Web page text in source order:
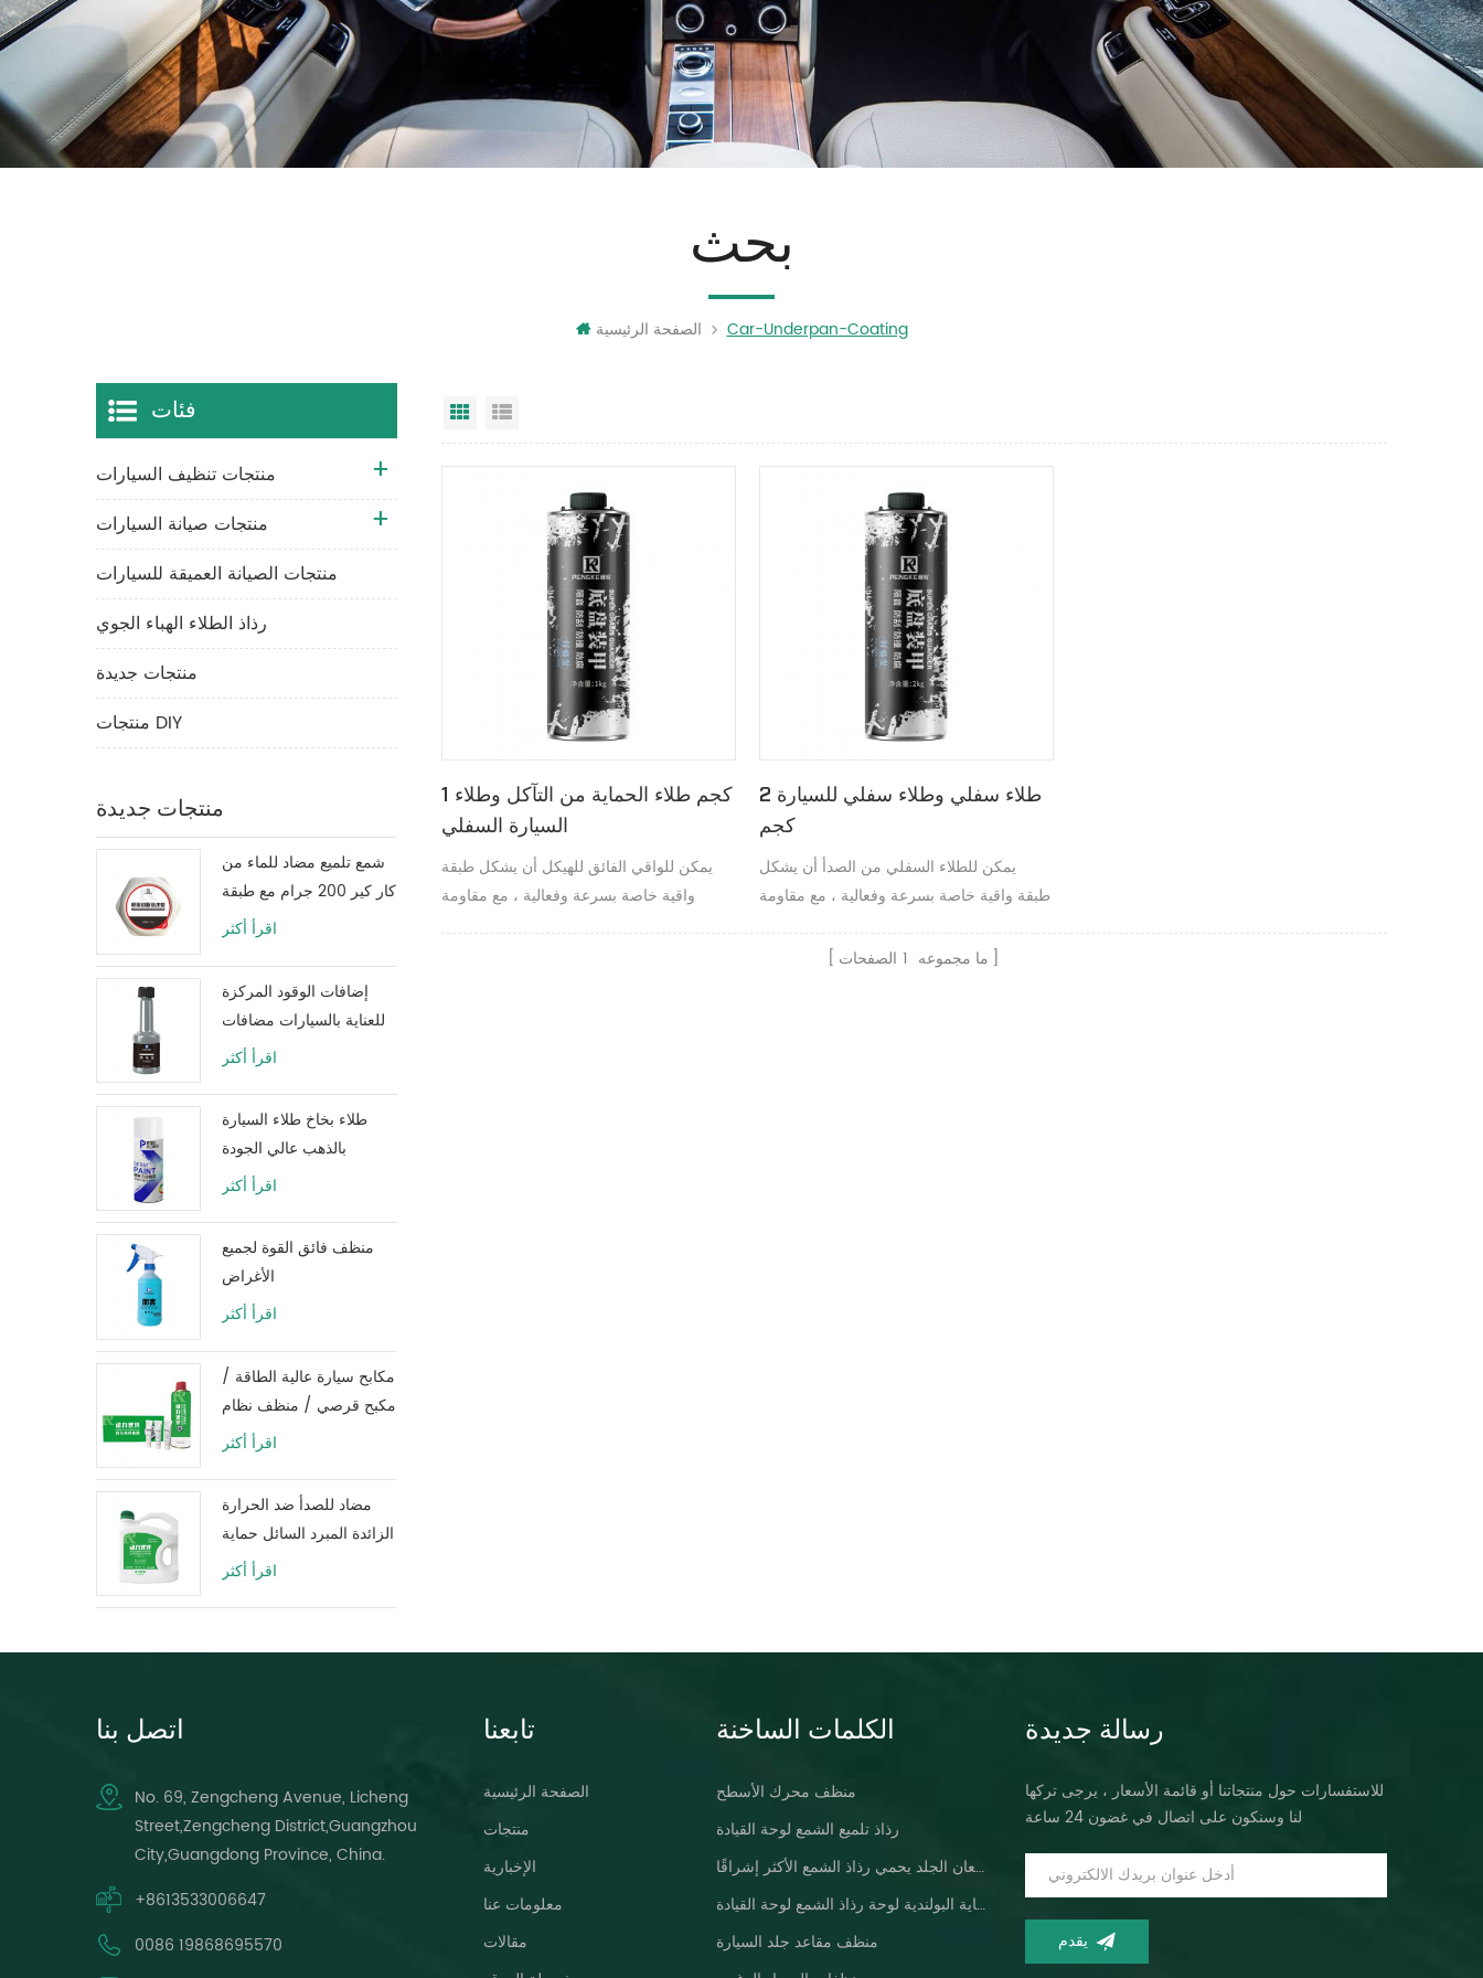
بحث
الصفحة الرئيسية Car-Underpan-Coating
عرض شبكي
1 كجم طلاء الحماية من التآكل وطلاء
السيارة السفلي
يمكن للواقي الفائق للهيكل أن يشكل طبقة
واقية خاصة بسرعة وفعالية ، مع مقاومة
طلاء سفلي وطلاء سفلي للسيارة 2
كجم
يمكن للطلاء السفلي من الصدأ أن يشكل
طبقة واقية خاصة بسرعة وفعالية ، مع مقاومة
ما مجموعه 1 الصفحات
فئات
منتجات تنظيف السيارات
منتجات صيانة السيارات
منتجات الصيانة العميقة للسيارات
رذاذ الطلاء الهباء الجوي
منتجات جديدة
منتجات DIY
منتجات جديدة
شمع تلميع مضاد للماء من
كار كير 200 جرام مع طبقة
طلاء واقية
اقرأ أكثر
إضافات الوقود المركزة
للعناية بالسيارات مضافات
زيت وقود المحرك 80
اقرأ أكثر
طلاء بخاخ طلاء السيارة
بالذهب عالي الجودة
اقرأ أكثر
منظف ​​فائق القوة لجميع
الأغراض
اقرأ أكثر
مكابح سيارة عالية الطاقة /
مكبح قرصي / منظف ​​نظام
فرامل الأسطوانة
اقرأ أكثر
مضاد للصدأ ضد الحرارة
الزائدة المبرد السائل حماية
خزان المياه حياة طويلة
اقرأ أكثر
اتصل بنا
No. 69, Zengcheng Avenue, Licheng
Street,Zengcheng District,Guangzhou
City,Guangdong Province, China.
+8613533006647
0086 19868695570
تابعنا
الصفحة الرئيسية
منتجات
الإخبارية
معلومات عنا
مقالات
الكلمات الساخنة
منظف ​​محرك الأسطح
رذاذ تلميع الشمع لوحة القيادة
لوحة القيادة ، لمعان الجلد يحمي رذاذ الشمع الأكثر إشراقًا
سيارة العناية البولندية لوحة رذاذ الشمع لوحة القيادة
منظف ​​مقاعد جلد السيارة
رسالة جديدة
للاستفسارات حول منتجاتنا أو قائمة الأسعار ، يرجى تركها
لنا وسنكون على اتصال في غضون 24 ساعة